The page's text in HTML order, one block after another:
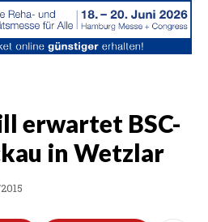
erwartet BSC-
in Wetzlar